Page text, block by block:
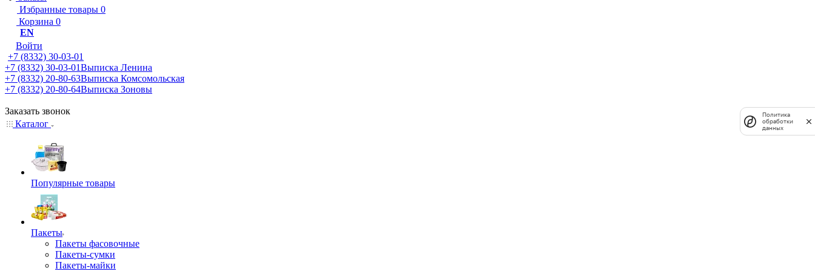
Избранные товары 0
Корзина 0
EN
Войти
+7 (8332) 30-03-01
+7 (8332) 30-03-01Выписка Ленина
+7 (8332) 20-80-63Выписка Комсомольская
+7 (8332) 20-80-64Выписка Зоновы
Заказать звонок
Каталог
Популярные товары
Пакеты
Пакеты фасовочные
Пакеты-сумки
Пакеты-майки
Политика
обработки
данных